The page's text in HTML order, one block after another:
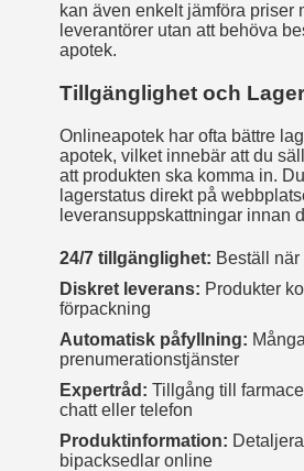
kan även enkelt jämföra priser
leverantörer utan att behöva
apotek.
Tillgänglighet och
Onlineapotek har ofta bättre
apotek, vilket innebär att du
att produkten ska komma in.
lagerstatus direkt på
leveransuppskattningar innan
24/7 tillgänglighet: Beställ
Diskret leverans: Produkter
förpackning
Automatisk påfyllning:
prenumerationstjänster
Expertråd: Tillgång till
chatt eller telefon
Produktinformation:
bipacksedlar online